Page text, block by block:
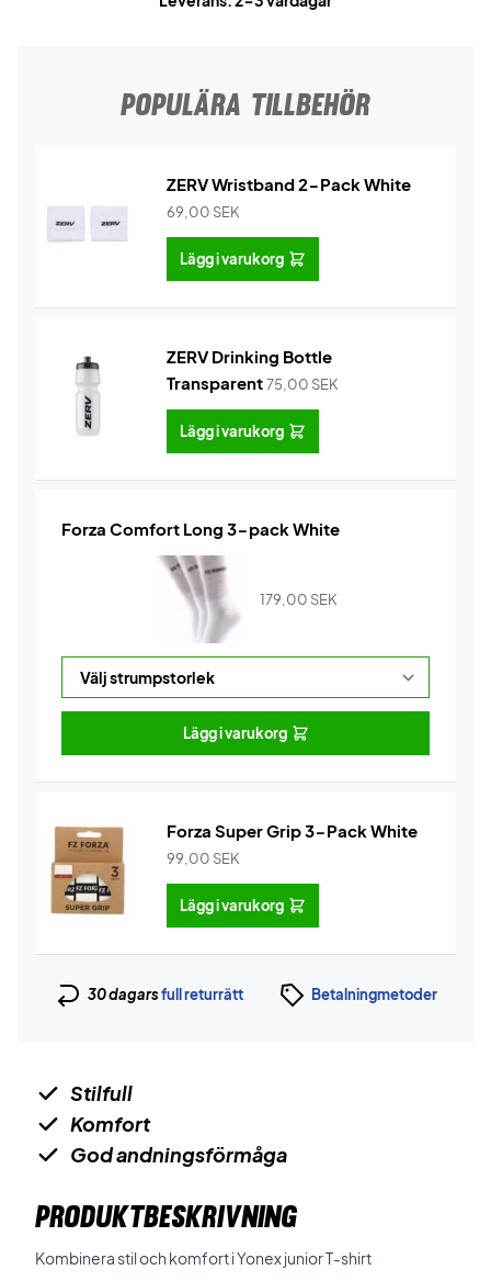
POPULÄRA TILLBEHÖR
ZERV Wristband 2-Pack White
69,00 SEK
Lägg i varukorg
ZERV Drinking Bottle
Transparent75,00 SEK
Lägg i varukorg
Forza Comfort Long 3-pack White
179,00 SEK
Lägg i varukorg
Forza Super Grip 3-Pack White
99,00 SEK
Lägg i varukorg
30 dagarsfull returrätt Betalningmetoder
Stilfull
Komfort
God andningsförmåga
PRODUKTBESKRIVNING
Kombinera stil och komfort i Yonex junior T-shirt